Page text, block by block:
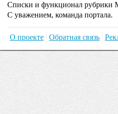
Списки и функционал рубрики
С уважением, команда портала.
О проекте Обратная связь